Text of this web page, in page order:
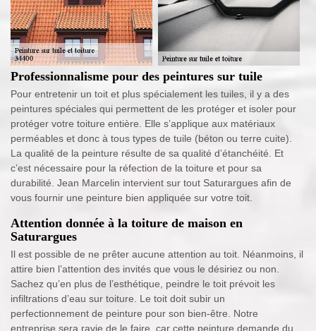
Professionnalisme pour des peintures sur tuile
Pour entretenir un toit et plus spécialement les tuiles, il y a des
peintures spéciales qui permettent de les protéger et isoler pour
protéger votre toiture entière. Elle s’applique aux matériaux
perméables et donc à tous types de tuile (béton ou terre cuite).
La qualité de la peinture résulte de sa qualité d’étanchéité. Et
c’est nécessaire pour la réfection de la toiture et pour sa
durabilité. Jean Marcelin intervient sur tout Saturargues afin de
vous fournir une peinture bien appliquée sur votre toit.
Attention donnée à la toiture de maison en
Saturargues
Il est possible de ne prêter aucune attention au toit. Néanmoins, il
attire bien l’attention des invités que vous le désiriez ou non.
Sachez qu’en plus de l’esthétique, peindre le toit prévoit les
infiltrations d’eau sur toiture. Le toit doit subir un
perfectionnement de peinture pour son bien-être. Notre
entreprise sera ravie de le faire, car cette peinture demande du